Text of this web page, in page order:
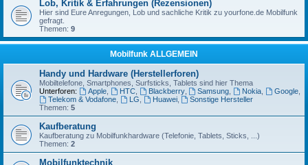
Lob, Kritik & Erfahrungen (Rezensionen)
Hier sind Eure Anregungen, Lob und sachliche Kritik zu yourfone.de Mobilfunk
gefragt.
Themen: 9
Mobilfunk ALLGEMEIN
Handy und Hardware (Herstellerforen)
Mobiltelefone, Smartphones, Surfsticks, Tablets sind hier Thema
Unterforen:
Apple, HTC, Blackberry, Samsung Nokia Google
Telekom & Vodafone, LG Huawei,
Sonstige Hersteller
Themen: 5
Kaufberatung
Kaufberatung zu Mobilfunkhardware (Telefonie, Tablets, Sticks, ...)
Themen: 2
Mobilfunktechnik